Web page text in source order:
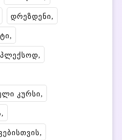
დრეზდენი
კურსი